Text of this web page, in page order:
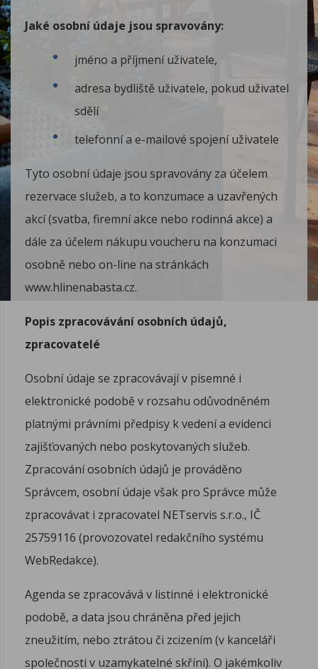
Jaké osobní údaje jsou spravovány:
jméno a příjmení uživatele,
adresa bydliště uživatele, pokud uživatel
sdělí
telefonní a e-mailové spojení uživatele
Tyto osobní údaje jsou spravovány za účelem
rezervace služeb, a to konzumace a uzavřených
akcí (svatba, firemní akce nebo rodinná akce) a
dále za účelem nákupu voucheru na konzumaci
osobně nebo on-line na stránkách
www.hlinenabasta.cz.
Popis zpracovávání osobních údajů,
zpracovatelé
Osobní údaje se zpracovávají v písemné i
elektronické podobě v rozsahu odůvodněném
platnými právními předpisy k vedení a evidenci
zajišťovaných nebo poskytovaných služeb.
Zpracování osobních údajů je prováděno
Správcem, osobní údaje však pro Správce může
zpracovávat i zpracovatel NETservis s.r.o., IČ
25759116 (provozovatel redakčního systému
WebRedakce).
Agenda se zpracovává v listinné i elektronické
podobě, a data jsou chráněna před jejich
zneužitím, nebo ztrátou či zcizením (v kanceláři
společnosti v uzamykatelné skříni). O jakémkoliv